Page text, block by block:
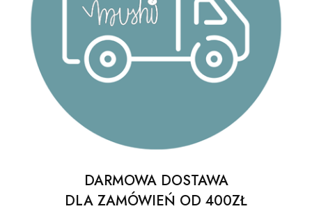
DARMOWA DOSTAWA
DLA ZAMÓWIEŃ OD 400ZŁ